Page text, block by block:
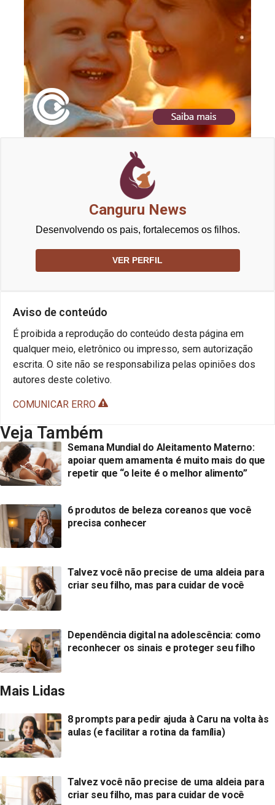
Canguru News
Desenvolvendo os pais, fortalecemos os filhos.
VER PERFIL
Aviso de conteúdo
É proibida a reprodução do conteúdo desta página em
qualquer meio, eletrônico ou impresso, sem autorização
escrita. O site não se responsabiliza pelas opiniões dos
autores deste coletivo.
COMUNICAR ERRO
Veja Também
Semana Mundial do Aleitamento Materno:
apoiar quem amamenta é muito mais do que
repetir que “o leite é o melhor alimento”
6 produtos de beleza coreanos que você
precisa conhecer
Talvez você não precise de uma aldeia para
criar seu filho, mas para cuidar de você
Dependência digital na adolescência: como
reconhecer os sinais e proteger seu filho
Mais Lidas
8 prompts para pedir ajuda à Caru na volta às
aulas (e facilitar a rotina da família)
Talvez você não precise de uma aldeia para
criar seu filho, mas para cuidar de você